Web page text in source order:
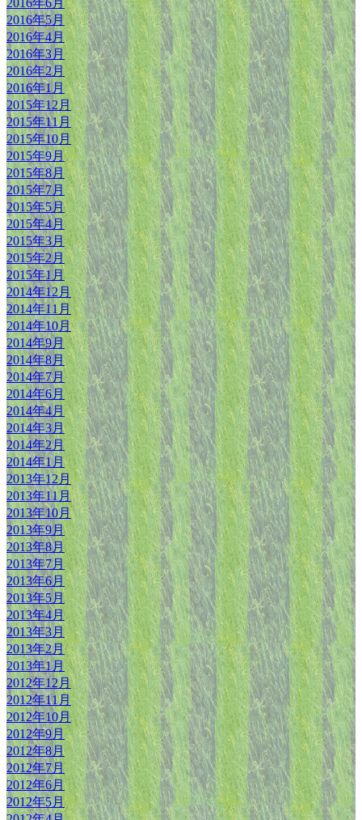
2016年5月
2016年4月
2016年3月
2016年2月
2016年1月
2015年12月
2015年11月
2015年10月
2015年9月
2015年8月
2015年7月
2015年5月
2015年4月
2015年3月
2015年2月
2015年1月
2014年12月
2014年11月
2014年10月
2014年9月
2014年8月
2014年7月
2014年6月
2014年4月
2014年3月
2014年2月
2014年1月
2013年12月
2013年11月
2013年10月
2013年9月
2013年8月
2013年7月
2013年6月
2013年5月
2013年4月
2013年3月
2013年2月
2013年1月
2012年12月
2012年11月
2012年10月
2012年9月
2012年8月
2012年7月
2012年6月
2012年5月